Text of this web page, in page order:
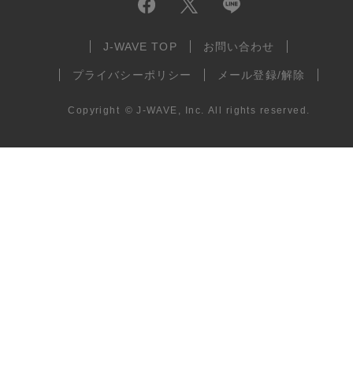
J-WAVE TOP お問い合わせ
プライバシーポリシー メール登録/解除
Copyright © J-WAVE, Inc. All rights reserved.